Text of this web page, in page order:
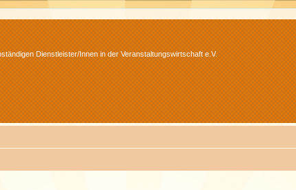
Dienstleister/Innen in der Veranstaltungswirtschaft e.V.